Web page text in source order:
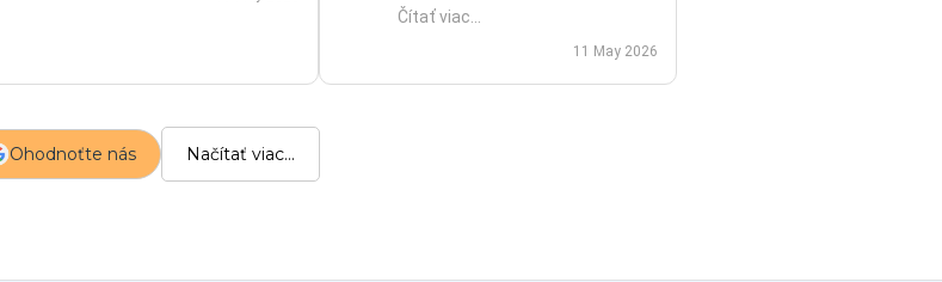
popripade nadstavy priamo na
mieste a ked uz nahodou to nejde
Čítať viac...
11 May 2026
Ohodnoťte nás Načítať viac...